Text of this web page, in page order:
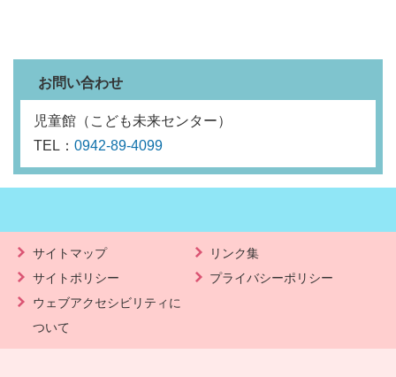
お問い合わせ
児童館（こども未来センター）
TEL： 0942-89-4099
サイトマップ
リンク集
サイトポリシー
プライバシーポリシー
ウェブアクセシビリティに
ついて